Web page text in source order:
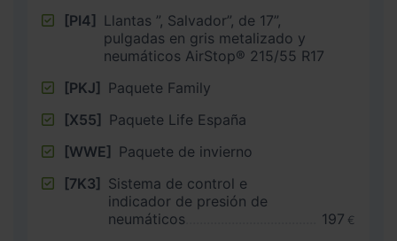
[PI4] Llantas ”, Salvador”, de 17”,
pulgadas en gris metalizado y
neumáticos AirStop® 215/55 R17
[PKJ] Paquete Family
[X55] Paquete Life España
[WWE] Paquete de invierno
[7K3] Sistema de control e
indicador de presión de
neumáticos
197 €